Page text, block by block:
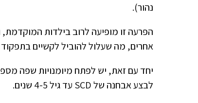
נהור).
הפרעה זו מופיעה לרוב בילדות
אחרים, מה שעלול להוביל לקשיים
יחד עם זאת, יש לפתח מיומנויות שפה
לבצע אבחנה של SCD עד גיל 4-5 שנים.